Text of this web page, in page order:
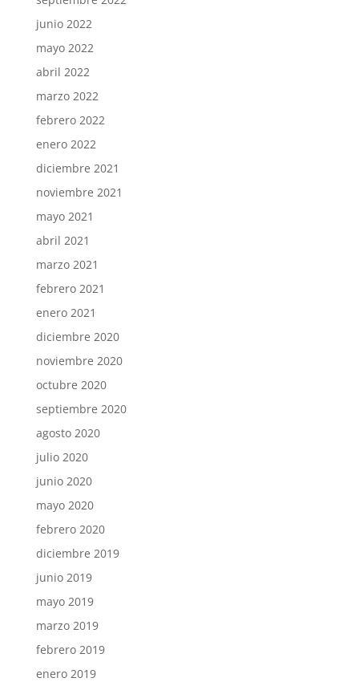
junio 2022
mayo 2022
abril 2022
marzo 2022
febrero 2022
enero 2022
diciembre 2021
noviembre 2021
mayo 2021
abril 2021
marzo 2021
febrero 2021
enero 2021
diciembre 2020
noviembre 2020
octubre 2020
septiembre 2020
agosto 2020
julio 2020
junio 2020
mayo 2020
febrero 2020
diciembre 2019
junio 2019
mayo 2019
marzo 2019
febrero 2019
enero 2019